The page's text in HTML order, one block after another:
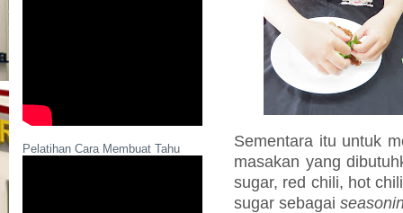
Pelatihan Cara Membuat Tahu
Sementara itu untuk
masakan yang
sugar, red chili, hot
sugar sebagai